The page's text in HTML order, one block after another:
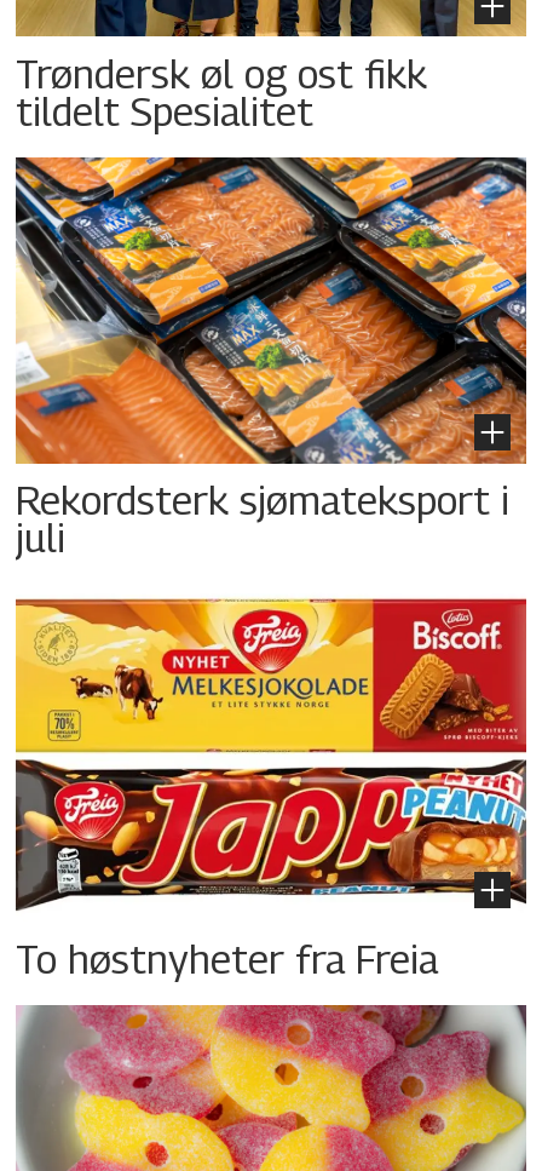
Trøndersk øl og ost fikk
tildelt Spesialitet
Rekordsterk sjømateksport i
juli
To høstnyheter fra Freia